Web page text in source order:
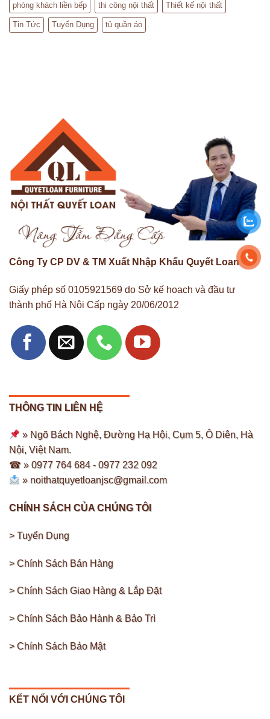
phòng khách liền bếp thi công nội thất Thiết kế nội thất
Tin Tức Tuyển Dụng tủ quần áo
Công Ty CP DV & TM Xuất Nhập Khẩu Quyết Loan
Giấy phép số 0105921569 do Sở kế hoạch và đầu tư
thành phố Hà Nội Cấp ngày 20/06/2012
THÔNG TIN LIÊN HỆ
» Ngõ Bách Nghệ, Đường Hạ Hội, Cụm 5, Ô Diên, Hà
Nội, Việt Nam.
☎ » 0977 764 684 -0977 232 092
» noithatquyetloanjsc@gmail.com
CHÍNH SÁCH CỦA CHÚNG TÔI
> Tuyển Dụng
> Chính Sách Bán Hàng
> Chính Sách Giao Hàng & Lắp Đặt
> Chính Sách Bảo Hành & Bảo Trì
> Chính Sách Bảo Mật
KẾT NỐI VỚI CHÚNG TÔI